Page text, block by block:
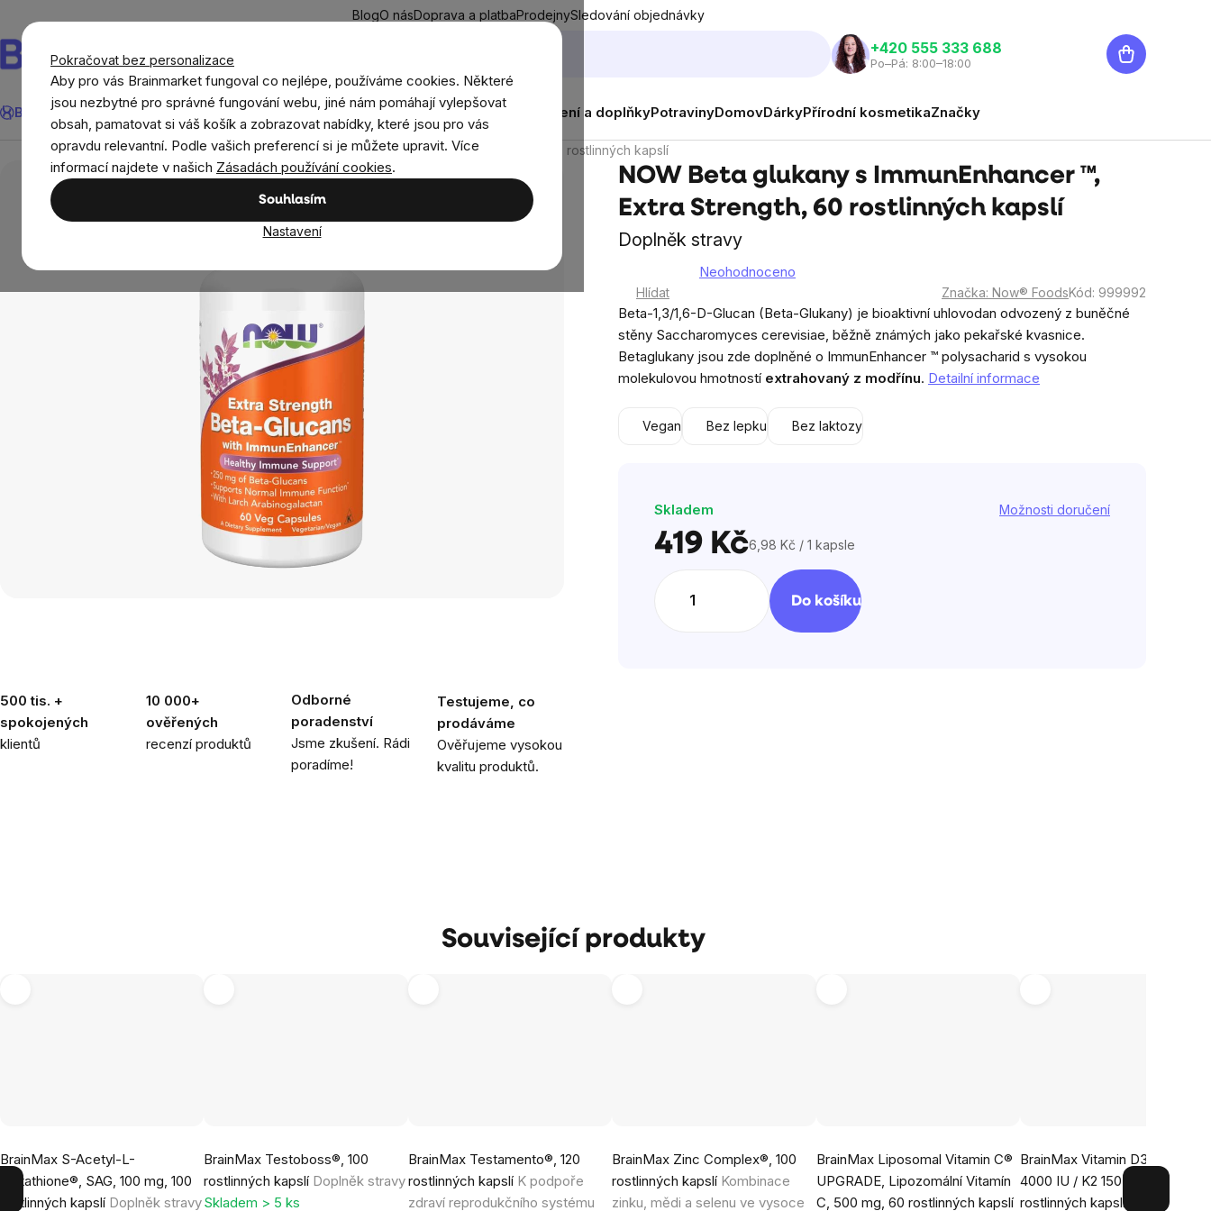
Pokračovat bez personalizace
Aby pro vás Brainmarket fungoval co nejlépe, používáme cookies. Některé
jsou nezbytné pro správné fungování webu, jiné nám pomáhají vylepšovat
obsah, pamatovat si váš košík a zobrazovat nabídky, které jsou pro vás
opravdu relevantní. Podle vašich preferencí si je můžete upravit. Více
informací najdete v našich Zásadách používání cookies.
Souhlasím
Nastavení
obsah
BlogO násDoprava a platbaProdejnySledování objednávky
Hledat
‭+420 555 333 688
Po–Pá: 8:00–18:00
Nákupní
košík
BrainMax® Léto Ušetři CíleDoplňky stravy a výživaNovinkyMužiŽenyDěti Oblečení a doplňkyPotravinyDomovDárkyPřírodní kosmetikaZnačky
Cíle Imunita NOW Beta glukany s ImmunEnhancer ™, Extra Strength, 60 rostlinných kapslí
NOW Beta glukany s ImmunEnhancer ™,
Extra Strength, 60 rostlinných kapslí
Doplněk stravy
hodnocení
produktu
hvězdiček.
Neohodnoceno
500 tis. +
spokojených
klientů
10 000+
ověřených
recenzí produktů
Odborné
poradenství
Jsme zkušení. Rádi
poradíme!
Testujeme, co
prodáváme
Ověřujeme vysokou
kvalitu produktů.
Hlídat Značka: Now® FoodsKód: 999992
Beta-1,3/1,6-D-Glucan (Beta-Glukany) je bioaktivní uhlovodan odvozený z buněčné
stěny Saccharomyces cerevisiae, běžně známých jako pekařské kvasnice.
Betaglukany jsou zde doplněné o ImmunEnhancer ™ polysacharid s vysokou
molekulovou hmotností extrahovaný z modřínu. Detailní informace
Vegan Bez lepku Bez laktozy
Skladem Možnosti doručení
419 KčMěrná
6,98 Kč / 1 kapsle
Do košíku
Související produkty
BrainMax S-Acetyl-L-
Glutathione®, SAG, 100 mg, 100
rostlinných kapslí Doplněk stravy
hodnocení
produktu
BrainMax Testoboss®, 100
rostlinných kapslí Doplněk stravy
hodnocení
produktu
Skladem > 5 ks
BrainMax Testamento®, 120
rostlinných kapslí K podpoře
zdraví reprodukčního systému
hodnocení
produktu
BrainMax Zinc Complex®, 100
rostlinných kapslí Kombinace
zinku, mědi a selenu ve vysoce
hodnocení
produktu
BrainMax Liposomal Vitamin C®
UPGRADE, Lipozomální Vitamín
C, 500 mg, 60 rostlinných kapslí
hodnocení
produktu
BrainMax Vitamin D3 & K2®,
4000 IU / K2 150 mcg, 100
rostlinných kapslí
Vysoká
hodnocení
produktu